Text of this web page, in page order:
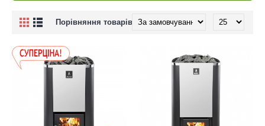
Порівняння товарів (0)